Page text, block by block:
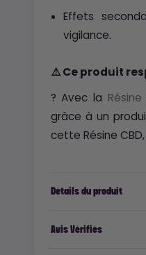
Effets
vigilance.
⚠️ Ce produit
? Avec la Résine
grâce à un
cette Résine
Détails du produit
Avis Vérifiés